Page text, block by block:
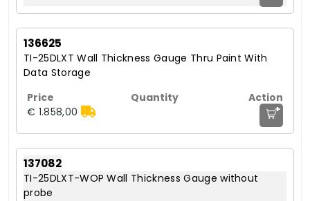
136625
TI-25DLXT Wall Thickness Gauge Thru Paint With
Data Storage
€ 1.858,00 +
137082
TI-25DLXT-WOP Wall Thickness Gauge without
probe